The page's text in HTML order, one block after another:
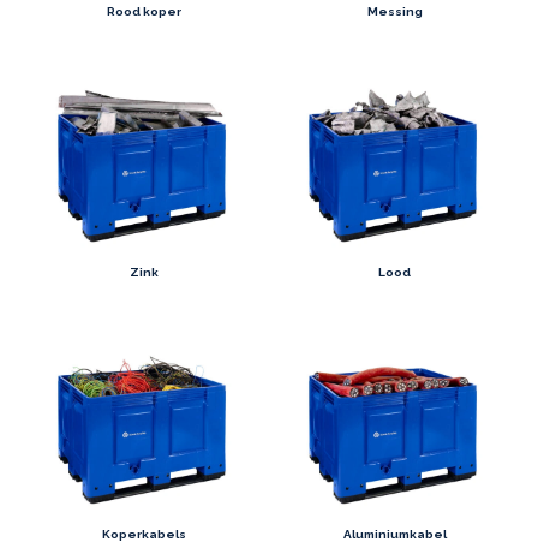
Rood koper Messing
Zink Lood
Koperkabels Aluminiumkabel